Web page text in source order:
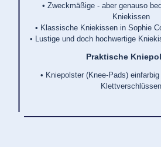
• Zweckmäßige - aber genauso
Kniekissen
• Klassische Kniekissen in Sophie
• Lustige und doch hochwertige
Praktische
• Kniepolster (Knee-Pads)
Klettverschlüssen